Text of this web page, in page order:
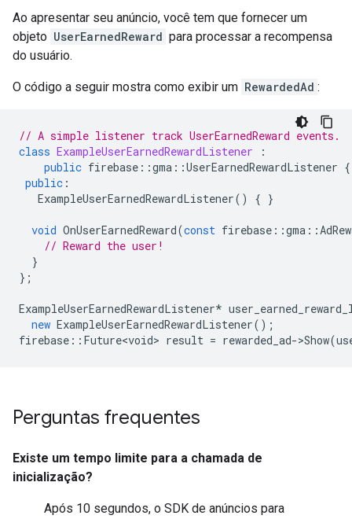
Ao apresentar seu anúncio, você tem que fornecer um
objeto UserEarnedReward para processar a recompensa
do usuário.
O código a seguir mostra como exibir um RewardedAd :
// A simple listener track UserEarnedReward events.
class ExampleUserEarnedRewardListener
:
public firebase ::gma ::UserEarnedRewardListener {
public :
ExampleUserEarnedRewardListener() { }
void OnUserEarnedReward(const firebase ::gma ::
// Reward the user!
}
};
ExampleUserEarnedRewardListener*
new ExampleUserEarnedRewardListener();
firebase :: Future<void> result = rewarded_ad->Show(
Perguntas frequentes
Existe um tempo limite para a chamada de
inicialização?
Após 10 segundos, o SDK de anúncios para